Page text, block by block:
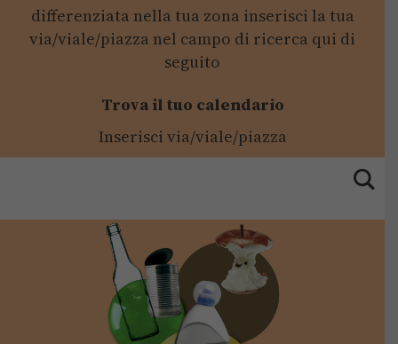
differenziata nella tua zona inserisci la tua
via/viale/piazza nel campo di ricerca qui di
seguito
Trova il tuo calendario
Inserisci via/viale/piazza